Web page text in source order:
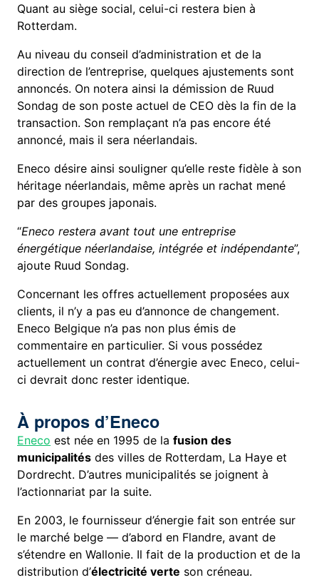
Quant au siège social, celui-ci restera bien à
Rotterdam.
Au niveau du conseil d’administration et de la
direction de l’entreprise, quelques ajustements sont
annoncés. On notera ainsi la démission de Ruud
Sondag de son poste actuel de CEO dès la fin de la
transaction. Son remplaçant n’a pas encore été
annoncé, mais il sera néerlandais.
Eneco désire ainsi souligner qu’elle reste fidèle à son
héritage néerlandais, même après un rachat mené
par des groupes japonais.
“Eneco restera avant tout une entreprise
énergétique néerlandaise, intégrée et indépendante”,
ajoute Ruud Sondag.
Concernant les offres actuellement proposées aux
clients, il n’y a pas eu d’annonce de changement.
Eneco Belgique n’a pas non plus émis de
commentaire en particulier. Si vous possédez
actuellement un contrat d’énergie avec Eneco, celui-
ci devrait donc rester identique.
À propos d’Eneco
Eneco est née en 1995 de lafusion des
municipalités des villes de Rotterdam, La Haye et
Dordrecht. D’autres municipalités se joignent à
l’actionnariat par la suite.
En 2003, le fournisseur d’énergie fait son entrée sur
le marché belge — d’abord en Flandre, avant de
s’étendre en Wallonie. Il fait de la production et de la
distribution d’électricité verte son créneau.